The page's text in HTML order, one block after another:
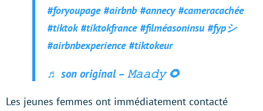
#foryoupage #airbnb #annecy #cameracachée
#tiktok #tiktokfrance #filméasoninsu #fypシ
#airbnbexperience #tiktokeur
♬ son original – 𝙼𝚊𝚊𝚍𝚢 🌻
Les jeunes femmes ont immédiatement contacté